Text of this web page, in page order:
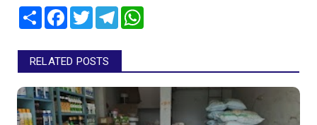
Share Facebook
TwitterTelegram
RELATED POSTS